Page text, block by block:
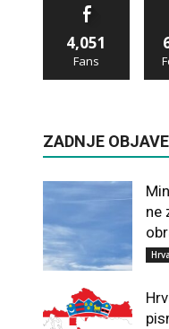
4,051
Fans
ZADNJE OBJAVE
ne